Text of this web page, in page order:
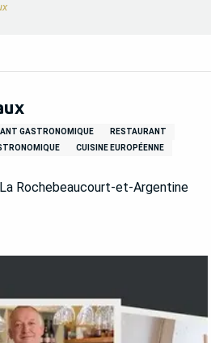
GASTRONOMIQUE
RESTAURANT
CUISINE EUROPÉENNE
Rochebeaucourt-et-Argentine